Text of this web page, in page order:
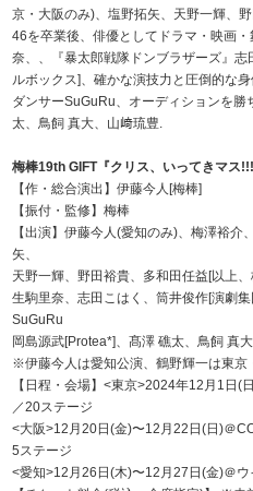
京・大阪のみ)、塩野拓矢、天野一輝、
46を卒業後、俳優としてドラマ・映画
奈、、『暴太郎戦隊ドンブラザーズ』
ルボックス]、確かな演技力と圧倒的な
ダンサーSuGuRu、オーディションを
太、鳥飼 真大、山﨑琉豊.
梅棒19th GIFT『クリス、いってきマス!!!
【作・総合演出】伊藤今人[梅棒]
【振付・監修】梅棒
【出演】伊藤今人(愛知のみ)、梅澤裕
矢、
天野一輝、野田裕貴、多和田任益[以上、
生駒里奈、志田こはく、筒井俊作[演劇
SuGuRu
岡島源武[Protea*]、髙澤 礁太、鳥飼 真
※伊藤今人は愛知公演、鶴野輝一は東京
【日程・会場】<東京>2024年12月1日
／20ステージ
<大阪>12月20日(金)〜12月22日(日)＠
5ステージ
<愛知>12月26日(木)〜12月27日(金)＠